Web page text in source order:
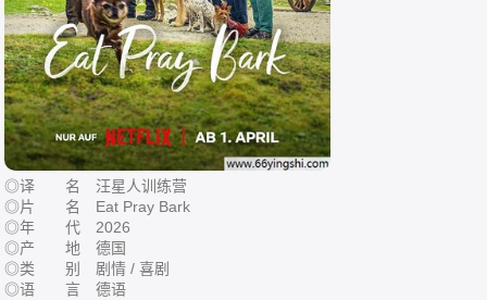
◎译 名 汪星人训练营
◎片 名 Eat Pray Bark
◎年 代 2026
◎产 地 德国
◎类 别 剧情 / 喜剧
◎语 言 德语